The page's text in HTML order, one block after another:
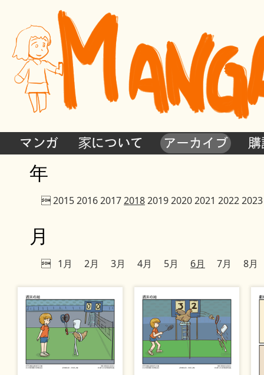
マンガ 家について アーカイブ
年
2015201620172018201920202021 20222023
月
 1月 2月 3月 4月 5月 6月 7月 8月